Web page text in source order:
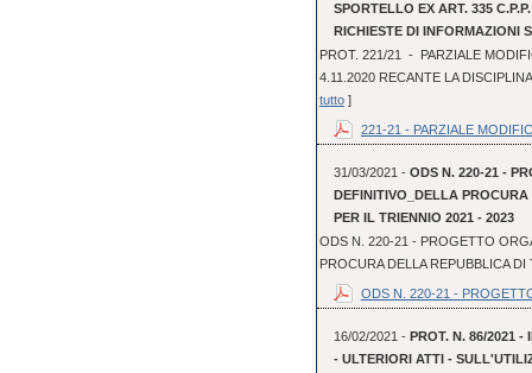
SPORTELLO EX ART. 335
RICHIESTE DI INFORMAZIONI
PROT. 221/21 - PARZIALE
4.11.2020 RECANTE LA
tutto]
221-21 - PARZIALE
31/03/2021 - ODS N. 220-21 -
DEFINITIVO_DELLA
PER IL TRIENNIO 2021 - 2023
ODS N. 220-21 - PROGETTO
PROCURA DELLA REPUBBLICA
ODS N. 220-21 -
16/02/2021 - PROT. N. 86/2021
- ULTERIORI ATTI -